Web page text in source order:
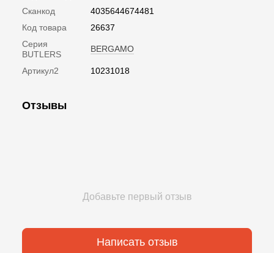
Сканкод
4035644674481
Код товара
26637
Серия
BUTLERS
BERGAMO
Артикул2 10231018
Отзывы
Добавьте первый отзыв
Написать отзыв